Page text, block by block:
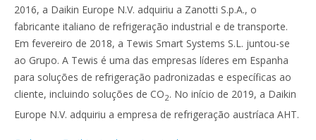
2016, a Daikin Europe N.V. adquiriu a Zanotti S.p.A., o
fabricante italiano de refrigeração industrial e de transporte.
Em fevereiro de 2018, a Tewis Smart Systems S.L. juntou-se
ao Grupo. A Tewis é uma das empresas líderes em Espanha
para soluções de refrigeração padronizadas e específicas ao
cliente, incluindo soluções de CO2. No início de 2019, a Daikin
Europe N.V. adquiriu a empresa de refrigeração austríaca AHT.